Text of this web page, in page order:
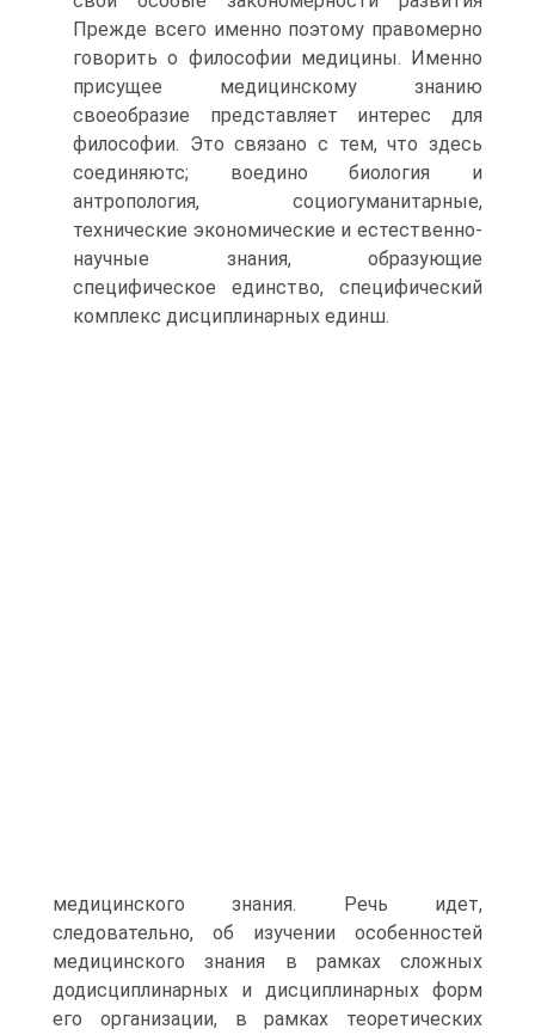
Прежде всего именно поэтому правомерно
говорить о философии медицины. Именно
присущее медицинскому знанию
своеобразие представляет интерес для
философии. Это связано с тем, что здесь
соединяютс; воедино биология и
антропология, социогуманитарные,
технические экономические и естественно-
научные знания, образующие
специфическое единство, специфический
комплекс дисциплинарных единш.
медицинского знания. Речь идет,
следовательно, об изучении особенностей
медицинского знания в рамках сложных
додисциплинарных и дисциплинарных форм
его организации, в рамках теоретических